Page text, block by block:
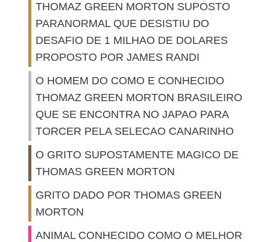
THOMAZ GREEN MORTON SUPOSTO
PARANORMAL QUE DESISTIU DO
DESAFIO DE 1 MILHAO DE DOLARES
PROPOSTO POR JAMES RANDI
O HOMEM DO COMO E CONHECIDO
THOMAZ GREEN MORTON BRASILEIRO
QUE SE ENCONTRA NO JAPAO PARA
TORCER PELA SELECAO CANARINHO
O GRITO SUPOSTAMENTE MAGICO DE
THOMAS GREEN MORTON
GRITO DADO POR THOMAS GREEN
MORTON
ANIMAL CONHECIDO COMO O MELHOR